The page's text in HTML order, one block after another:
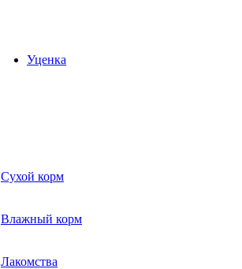
Уценка
Сухой корм
Влажный корм
Лакомства